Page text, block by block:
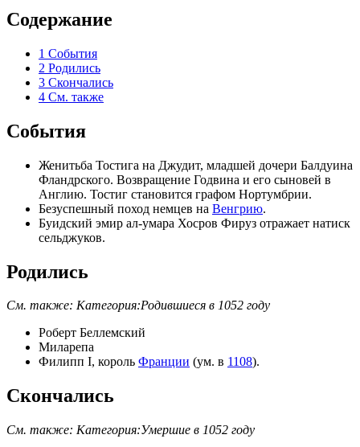
Содержание
1 События
2 Родились
3 Скончались
4 См. также
События
Женитьба Тостига на Джудит, младшей дочери Балдуина
Фландрского. Возвращение Годвина и его сыновей в
Англию. Тостиг становится графом Нортумбрии.
Безуспешный поход немцев на Венгрию.
Буидский эмир ал-умара Хосров Фируз отражает натиск
сельджуков.
Родились
См. также: Категория:Родившиеся в 1052 году
Роберт Беллемский
Миларепа
Филипп I, король Франции (ум. в 1108).
Скончались
См. также: Категория:Умершие в 1052 году